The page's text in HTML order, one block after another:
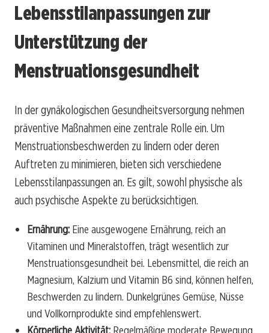
Lebensstilanpassungen zur
Unterstützung der
Menstruationsgesundheit
In der gynäkologischen Gesundheitsversorgung nehmen
präventive Maßnahmen eine zentrale Rolle ein. Um
Menstruationsbeschwerden zu lindern oder deren
Auftreten zu minimieren, bieten sich verschiedene
Lebensstilanpassungen an. Es gilt, sowohl physische als
auch psychische Aspekte zu berücksichtigen.
Ernährung: Eine ausgewogene Ernährung, reich an
Vitaminen und Mineralstoffen, trägt wesentlich zur
Menstruationsgesundheit bei. Lebensmittel, die reich an
Magnesium, Kalzium und Vitamin B6 sind, können helfen,
Beschwerden zu lindern. Dunkelgrünes Gemüse, Nüsse
und Vollkornprodukte sind empfehlenswert.